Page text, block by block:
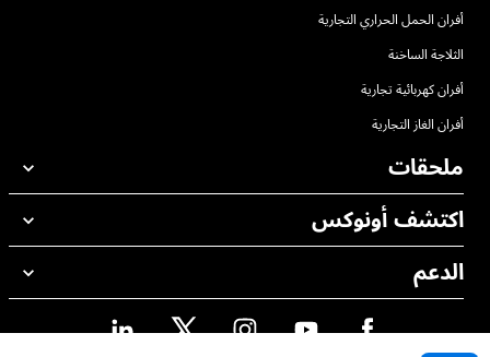
أفران الحمل الحراري التجارية
الثلاجة الساخنة
أفران كهربائية تجارية
أفران الغاز التجارية
ملحقات
جميع الملحقات
منظفات الغسيل اليدوي
معالجة المياه باستخدام المرشحات
اكتشف أونوكس
مكاتبنا حول العالم
الدعم